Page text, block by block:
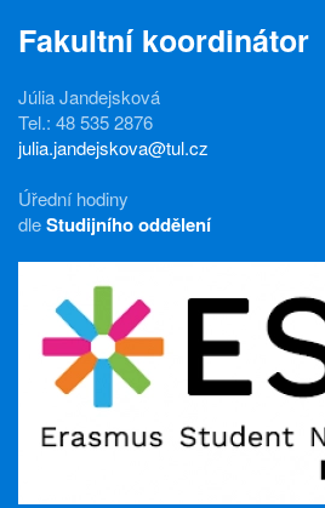
Fakultní koordinátor
Júlia Jandejsková
Tel.: 48 535 2876
julia.jandejskova@tul.cz
Úřední hodiny
dleStudijního oddělení